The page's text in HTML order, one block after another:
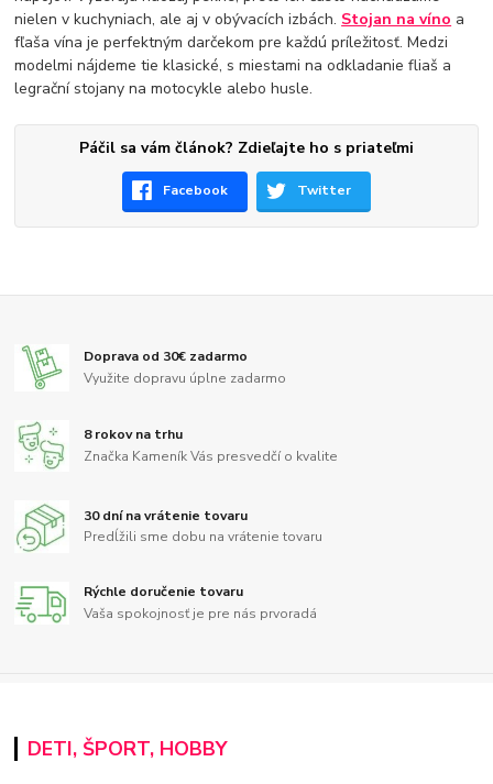
nielen v kuchyniach, ale aj v obývacích izbách. Stojan na víno a
fľaša vína je perfektným darčekom pre každú príležitosť. Medzi
modelmi nájdeme tie klasické, s miestami na odkladanie fliaš a
legrační stojany na motocykle alebo husle.
Páčil sa vám článok? Zdieľajte ho s priateľmi
Facebook Twitter
Doprava od 30€ zadarmo
Využite dopravu úplne zadarmo
8 rokov na trhu
Značka Kameník Vás presvedčí o kvalite
30 dní na vrátenie tovaru
Predĺžili sme dobu na vrátenie tovaru
Rýchle doručenie tovaru
Vaša spokojnosť je pre nás prvoradá
DETI, ŠPORT, HOBBY